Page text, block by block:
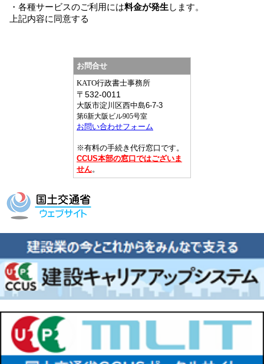
お問合せ
KATO行政書士事務所
〒 532-0011
大阪市淀川区西中島6-7-3
第6新大阪ビル905号室
お問い合わせフォーム
※有料の手続き代行窓口です。
CCUS本部の窓口ではございま
せん。